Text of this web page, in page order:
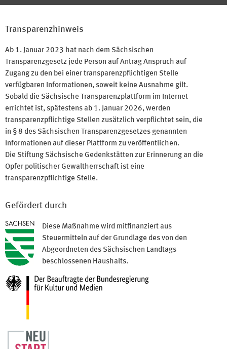
Transparenzhinweis
Ab 1. Januar 2023 hat nach dem Sächsischen
Transparenzgesetz jede Person auf Antrag Anspruch auf
Zugang zu den bei einer transparenzpflichtigen Stelle
verfügbaren Informationen, soweit keine Ausnahme gilt.
Sobald die Sächsische Transparenzplattform im Internet
errichtet ist, spätestens ab 1. Januar 2026, werden
transparenzpflichtige Stellen zusätzlich verpflichtet sein, die
in § 8 des Sächsischen Transparenzgesetzes genannten
Informationen auf dieser Plattform zu veröffentlichen.
Die Stiftung Sächsische Gedenkstätten zur Erinnerung an die
Opfer politischer Gewaltherrschaft ist eine
transparenzpflichtige Stelle.
Gefördert durch
Diese Maßnahme wird mitfinanziert aus
Steuermitteln auf der Grundlage des von den
Abgeordneten des Sächsischen Landtags
beschlossenen Haushalts.